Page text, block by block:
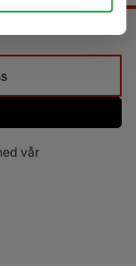
vår